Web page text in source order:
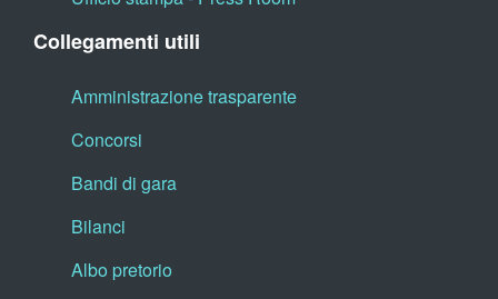
Collegamenti utili
Amministrazione trasparente
Concorsi
Bandi di gara
Bilanci
Albo pretorio